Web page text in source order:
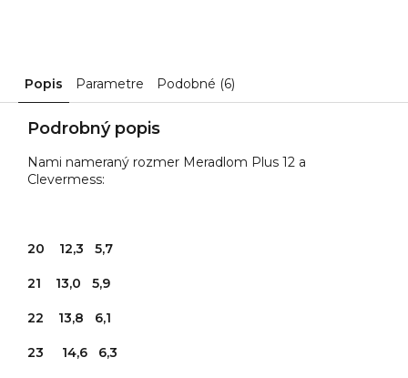
Popis Parametre Podobné (6)
Podrobný popis
Nami nameraný rozmer Meradlom Plus 12 a
Clevermess:
20 12,3 5,7
21 13,0 5,9
22 13,8 6,1
23 14,6 6,3